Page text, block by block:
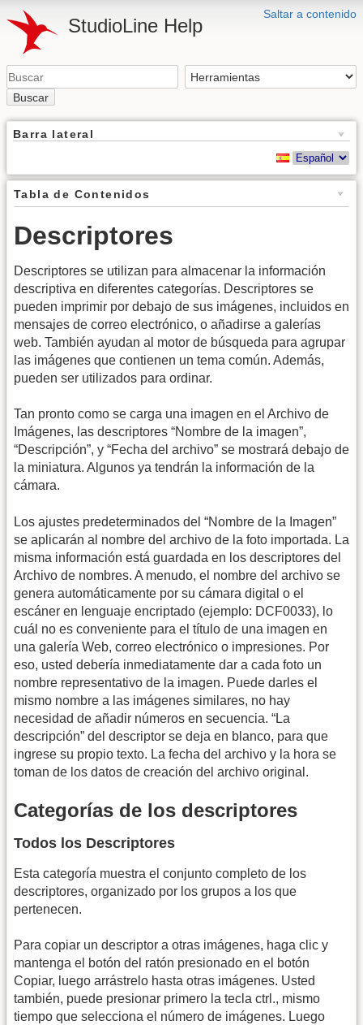
Saltar a contenido
StudioLine Help
Buscar
Barra lateral
Tabla de Contenidos
Descriptores
Descriptores se utilizan para almacenar la información
descriptiva en diferentes categorías. Descriptores se
pueden imprimir por debajo de sus imágenes, incluidos en
mensajes de correo electrónico, o añadirse a galerías
web. También ayudan al motor de búsqueda para agrupar
las imágenes que contienen un tema común. Además,
pueden ser utilizados para ordinar.
Tan pronto como se carga una imagen en el Archivo de
Imágenes, las descriptores “Nombre de la imagen”,
“Descripción”, y “Fecha del archivo” se mostrará debajo de
la miniatura. Algunos ya tendrán la información de la
cámara.
Los ajustes predeterminados del “Nombre de la Imagen”
se aplicarán al nombre del archivo de la foto importada. La
misma información está guardada en los descriptores del
Archivo de nombres. A menudo, el nombre del archivo se
genera automáticamente por su cámara digital o el
escáner en lenguaje encriptado (ejemplo: DCF0033), lo
cuál no es conveniente para el título de una imagen en
una galería Web, correo electrónico o impresiones. Por
eso, usted debería inmediatamente dar a cada foto un
nombre representativo de la imagen. Puede darles el
mismo nombre a las imágenes similares, no hay
necesidad de añadir números en secuencia. “La
descripción” del descriptor se deja en blanco, para que
ingrese su propio texto. La fecha del archivo y la hora se
toman de los datos de creación del archivo original.
Categorías de los descriptores
Todos los Descriptores
Esta categoría muestra el conjunto completo de los
descriptores, organizado por los grupos a los que
pertenecen.
Para copiar un descriptor a otras imágenes, haga clic y
mantenga el botón del ratón presionado en el botón
Copiar, luego arrástrelo hasta otras imágenes. Usted
también, puede presionar primero la tecla ctrl., mismo
tiempo que selecciona el número de imágenes. Luego